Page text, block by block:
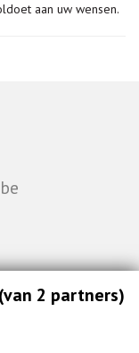
aan uw wensen.
2 partners)